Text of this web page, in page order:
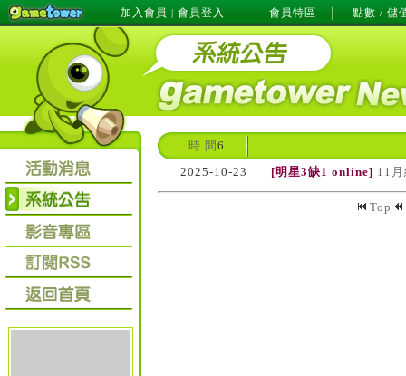
加入會員 | 會員登入 會員特區 點數 / 儲
時 間 6
2025-10-23
[明星3缺1 online] 11
Top